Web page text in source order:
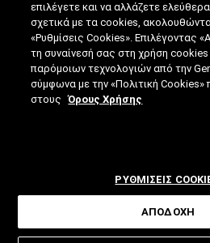
ΕΜΜΗΝΌΠΑΥΣΗ ΚΑΙ
ΠΟΥ ΤΟΝ
29.07.2025|4 ΛΕΠΤΑ
ΑΠΟ: ΒΊΚΥ
επιλέγετε και να αλλάζετε
σχετικά με τα cookies,
«Ρυθμίσεις Cookies». Επιλέγοντας
τη συναίνεσή σας στη χρήση
παρόμοιων τεχνολογιών από την
σύμφωνα με την «Πολιτική Cookies»
στους
Όρους Χρήσης
ΡΥΘΜΙΣΕΙΣ
ΑΠΟΔΟΧΗ